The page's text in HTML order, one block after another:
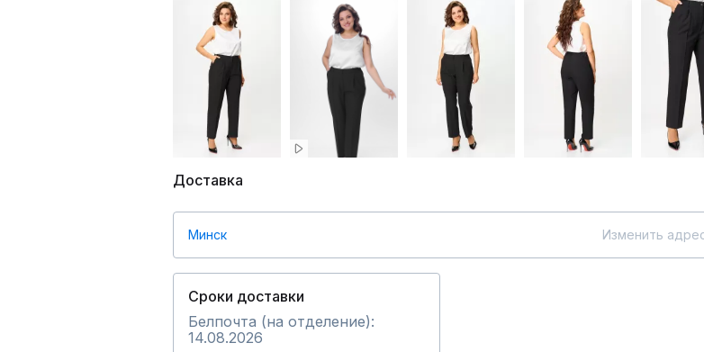
Доставка
Минск Изменить
Сроки доставки
Белпочта (на отделение):
14.08.2026